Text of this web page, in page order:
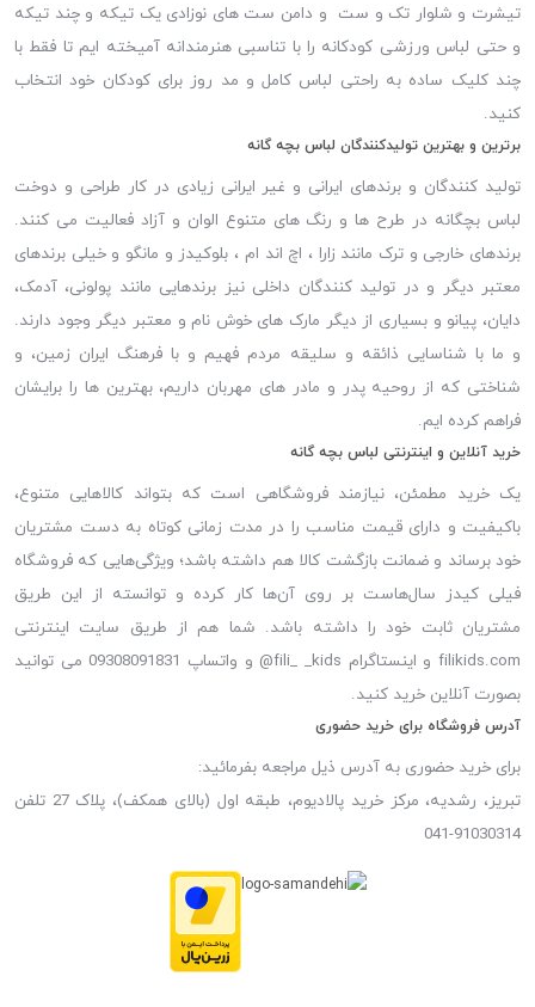
تیشرت و شلوار تک و ست و دامن ست های نوزادی یک تیکه و چند تیکه
و حتی لباس ورزشی کودکانه را با تناسبی هنرمندانه آمیخته ایم تا فقط با
چند کلیک ساده به راحتی لباس کامل و مد روز برای کودکان خود انتخاب
کنید.
برترین و بهترین تولیدکنندگان لباس بچه گانه
تولید کنندگان و برندهای ایرانی و غیر ایرانی زیادی در کار طراحی و دوخت
لباس بچگانه در طرح ها و رنگ های متنوع الوان و آزاد فعالیت می کنند.
برندهای خارجی و ترک مانند زارا ، اچ اند ام ، بلوکیدز و مانگو و خیلی برندهای
معتبر دیگر و در تولید کنندگان داخلی نیز برندهایی مانند پولونی، آدمک،
دایان، پیانو و بسیاری از دیگر مارک های خوش نام و معتبر دیگر وجود دارند.
و ما با شناسایی ذائقه و سلیقه مردم فهیم و با فرهنگ ایران زمین، و
شناختی که از روحیه پدر و مادر های مهربان داریم، بهترین ها را برایشان
فراهم کرده ایم.
خرید آنلاین و اینترنتی لباس بچه گانه
یک خرید مطمئن، نیازمند فروشگاهی است که بتواند کالاهایی متنوع،
باکیفیت و دارای قیمت مناسب را در مدت زمانی کوتاه به دست مشتریان
خود برساند و ضمانت بازگشت کالا هم داشته باشد؛ ویژگی‌هایی که فروشگاه
فیلی کیدز سال‌هاست بر روی آن‌ها کار کرده و توانسته از این طریق
مشتریان ثابت خود را داشته باشد. شما هم از طریق سایت اینترنتی
filikids.com و اینستاگرام fili_ _kids@ و واتساپ 09308091831 می توانید
بصورت آنلاین خرید کنید.
آدرس فروشگاه برای خرید حضوری
برای خرید حضوری به آدرس ذیل مراجعه بفرمائید:
تبریز، رشدیه، مرکز خرید پالادیوم، طبقه اول (بالای همکف)، پلاک 27 تلفن
91030314-041